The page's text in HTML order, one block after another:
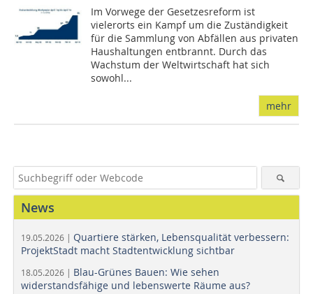
Im Vorwege der Gesetzesreform ist
vielerorts ein Kampf um die Zuständigkeit
für die Sammlung von Abfällen aus privaten
Haushaltungen entbrannt. Durch das
Wachstum der Weltwirtschaft hat sich
sowohl...
mehr
News
19.05.2026 | Quartiere stärken, Lebensqualität verbessern:
ProjektStadt macht Stadtentwicklung sichtbar
18.05.2026 | Blau-Grünes Bauen: Wie sehen
widerstandsfähige und lebenswerte Räume aus?